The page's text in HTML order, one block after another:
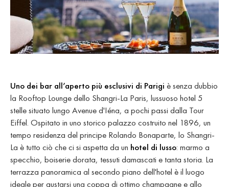
Uno dei bar all’aperto più esclusivi di Parigi è senza dubbio
la Rooftop Lounge dello Shangri-La Paris, lussuoso hotel 5
stelle situato lungo Avenue d'Iéna, a pochi passi dalla Tour
Eiffel. Ospitato in uno storico palazzo costruito nel 1896, un
tempo residenza del principe Rolando Bonaparte, lo Shangri-
La è tutto ciò che ci si aspetta da un hotel di lusso: marmo a
specchio, boiserie dorata, tessuti damascati e tanta storia. La
terrazza panoramica al secondo piano dell'hotel è il luogo
ideale per gustarsi una coppa di ottimo champagne e allo